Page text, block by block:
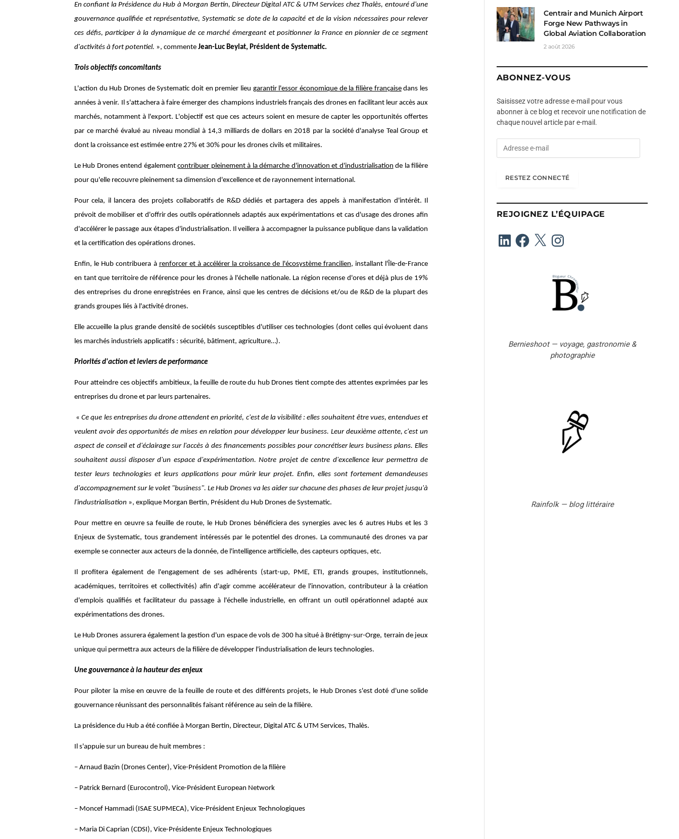
En confiant la Présidence du Hub à Morgan Bertin, Directeur Digital ATC & UTM Services chez Thalès, entouré d'une
gouvernance qualifiée et représentative, Systematic se dote de la capacité et de la vision nécessaires pour relever
ces défis, participer à la dynamique de ce marché émergeant et positionner la France en pionnier de ce segment
d'activités à fort potentiel. », commente Jean-Luc Beylat, Président de Systematic.
Trois objectifs concomitants
L'action du Hub Drones de Systematic doit en premier lieu garantir l'essor économique de la filière françaisedans les
années à venir. Il s'attachera à faire émerger des champions industriels français des drones en facilitant leur accès aux
marchés, notamment à l'export. L'objectif est que ces acteurs soient en mesure de capter les opportunités offertes
par ce marché évalué au niveau mondial à 14,3 milliards de dollars en 2018 par la société d'analyse Teal Group et
dont la croissance est estimée entre 27% et 30% pour les drones civils et militaires.
Le Hub Drones entend égalementcontribuer pleinement à la démarche d'innovation et d'industrialisation de la filière
pour qu'elle recouvre pleinement sa dimension d'excellence et de rayonnement international.
Pour cela, il lancera des projets collaboratifs de R&D dédiés et partagera des appels à manifestation d'intérêt. Il
prévoit de mobiliser et d'offrir des outils opérationnels adaptés aux expérimentations et cas d'usage des drones afin
d'accélérer le passage aux étapes d'industrialisation. Il veillera à accompagner la puissance publique dans la validation
et la certification des opérations drones.
Enfin, le Hub contribuera à renforcer et à accélérer la croissance de l'écosystème francilien, installant l'Île-de-France
en tant que territoire de référence pour les drones à l'échelle nationale. La région recense d'ores et déjà plus de 19%
des entreprises du drone enregistrées en France, ainsi que les centres de décisions et/ou de R&D de la plupart des
grands groupes liés à l'activité drones.
Elle accueille la plus grande densité de sociétés susceptibles d'utiliser ces technologies (dont celles qui évoluent dans
les marchés industriels applicatifs : sécurité, bâtiment, agriculture…).
Priorités d'action et leviers de performance
Pour atteindre ces objectifs ambitieux, la feuille de route du hub Drones tient compte des attentes exprimées par les
entreprises du drone et par leurs partenaires.
«Ce que les entreprises du drone attendent en priorité, c'est de la visibilité : elles souhaitent être vues, entendues et
veulent avoir des opportunités de mises en relation pour développer leur business. Leur deuxième attente, c'est un
aspect de conseil et d'éclairage sur l'accès à des financements possibles pour concrétiser leurs business plans. Elles
souhaitent aussi disposer d'un espace d'expérimentation. Notre projet de centre d'excellence leur permettra de
tester leurs technologies et leurs applications pour mûrir leur projet. Enfin, elles sont fortement demandeuses
d'accompagnement sur le volet "business". Le Hub Drones va les aider sur chacune des phases de leur projet jusqu'à
l'industrialisation », explique Morgan Bertin, Président du Hub Drones de Systematic.
Pour mettre en œuvre sa feuille de route, le Hub Drones bénéficiera des synergies avec les 6 autres Hubs et les 3
Enjeux de Systematic, tous grandement intéressés par le potentiel des drones. La communauté des drones va par
exemple se connecter aux acteurs de la donnée, de l'intelligence artificielle, des capteurs optiques, etc.
Il profitera également de l'engagement de ses adhérents (start-up, PME, ETI, grands groupes, institutionnels,
académiques, territoires et collectivités) afin d'agir comme accélérateur de l'innovation, contributeur à la création
d'emplois qualifiés et facilitateur du passage à l'échelle industrielle, en offrant un outil opérationnel adapté aux
expérimentations des drones.
Le Hub Drones assurera également la gestion d'un espace de vols de 300 ha situé à Brétigny-sur-Orge, terrain de jeux
unique qui permettra aux acteurs de la filière de développer l'industrialisation de leurs technologies.
Une gouvernance à la hauteur des enjeux
Pour piloter la mise en œuvre de la feuille de route et des différents projets, le Hub Drones s'est doté d'une solide
gouvernance réunissant des personnalités faisant référence au sein de la filière.
La présidence du Hub a été confiée à Morgan Bertin, Directeur, Digital ATC & UTM Services, Thalès.
Il s'appuie sur un bureau de huit membres :
– Arnaud Bazin (Drones Center), Vice-Président Promotion de la filière
– Patrick Bernard (Eurocontrol), Vice-Président European Network
– Moncef Hammadi (ISAE SUPMECA), Vice-Président Enjeux Technologiques
– Maria Di Caprian (CDSI), Vice-Présidente Enjeux Technologiques
Centrair and Munich Airport
Forge New Pathways in
Global Aviation Collaboration
2 août 2026
ABONNEZ-VOUS
Saisissez votre adresse e-mail pour vous
abonner à ce blog et recevoir une notification de
chaque nouvel article par e-mail.
e
m
a
RESTEZ CONNECTÉ
REJOIGNEZ L’ÉQUIPAGE
LinkedInFacebook
X Instagram
Bernieshoot — voyage, gastronomie &
photographie
Rainfolk — blog littéraire